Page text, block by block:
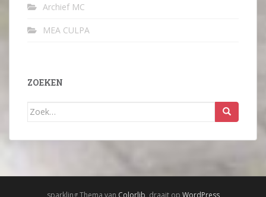
Archief MC
MEA CULPA
ZOEKEN
Zoek
sparkling Thema van Colorlib , draait op WordPress